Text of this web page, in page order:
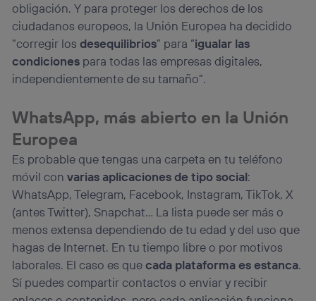
obligación. Y para proteger los derechos de los
ciudadanos europeos, la Unión Europea ha decidido
“corregir losdesequilibrios” para “igualar las
condiciones para todas las empresas digitales,
independientemente de su tamaño”.
WhatsApp, más abierto en la Unión
Europea
Es probable que tengas una carpeta en tu teléfono
móvil convarias aplicaciones de tipo social:
WhatsApp, Telegram, Facebook, Instagram, TikTok, X
(antes Twitter), Snapchat… La lista puede ser más o
menos extensa dependiendo de tu edad y del uso que
hagas de Internet. En tu tiempo libre o por motivos
laborales. El caso es quecada plataforma es estanca.
Sí puedes compartir contactos o enviar y recibir